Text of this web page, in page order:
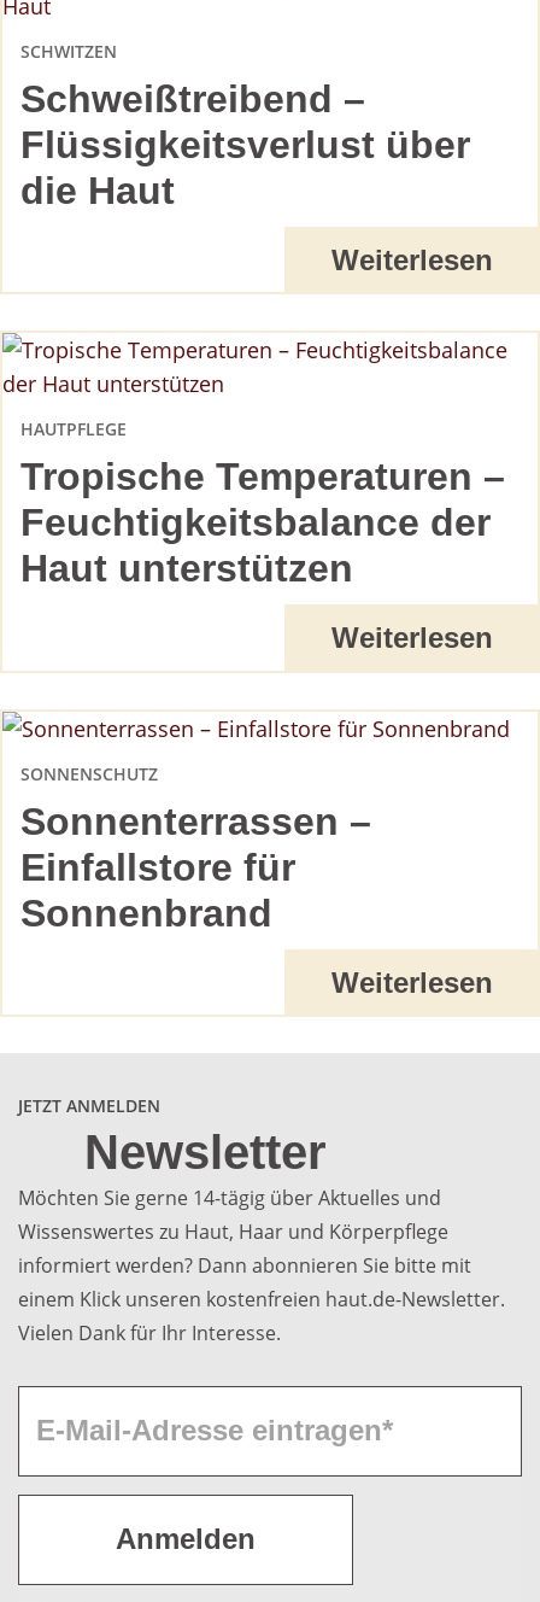
Schweißtreibend –
Flüssigkeitsverlust über
die Haut
SCHWITZEN
Weiterlesen
Tropische Temperaturen –
Feuchtigkeitsbalance der
Haut unterstützen
HAUTPFLEGE
Weiterlesen
Sonnenterrassen –
Einfallstore für
Sonnenbrand
SONNENSCHUTZ
Weiterlesen
JETZT ANMELDEN
Newsletter
Möchten Sie gerne 14-tägig über Aktuelles und
Wissenswertes zu Haut, Haar und Körperpflege
informiert werden? Dann abonnieren Sie bitte mit
einem Klick unseren kostenfreien haut.de-Newsletter.
Vielen Dank für Ihr Interesse.